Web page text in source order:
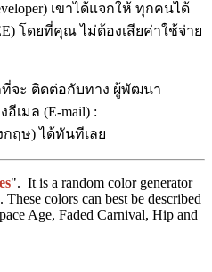
เขาได้แจกให้ ทุกคนได้
โดยที่คุณ ไม่ต้องเสียค่าใช้จ่าย
จะ ติดต่อกับทาง ผู้พัฒนา
เมล (E-mail) :
กฤษ) ได้ทันทีเลย
". It is a random color generator
colors can best be described
Age, Faded Carnival, Hip and